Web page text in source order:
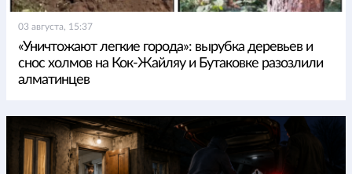
03 августа, 15:37
«Уничтожают легкие города»: вырубка деревьев и
снос холмов на Кок-Жайляу и Бутаковке разозлили
алматинцев